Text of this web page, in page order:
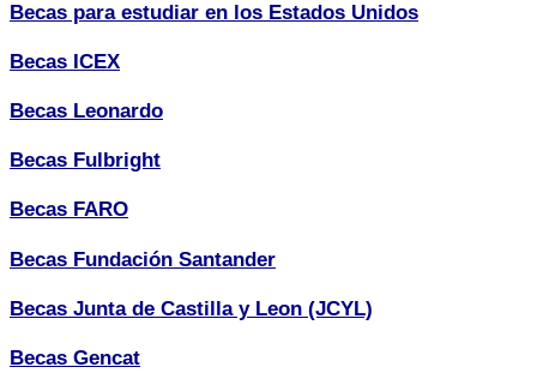
Becas para estudiar en los Estados Unidos
Becas ICEX
Becas Leonardo
Becas Fulbright
Becas FARO
Becas Fundación Santander
Becas Junta de Castilla y Leon (JCYL)
Becas Gencat